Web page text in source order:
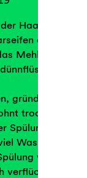
Haarwäsche
oder
Mehl mit
gründlich
trocknen. Wer
Spülung
Wasser
wird nicht
verflüchtigt sich,